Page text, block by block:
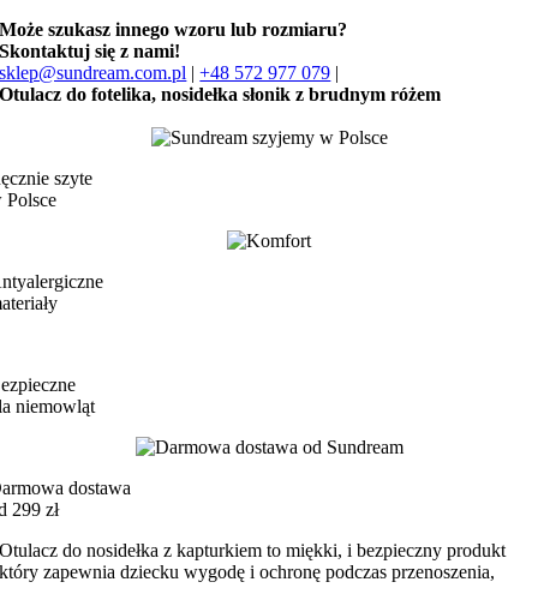
Może szukasz innego wzoru lub rozmiaru?
Skontaktuj się z nami!
sklep@sundream.com.pl |+48 572 977 079 |
Otulacz do fotelika, nosidełka słonik z brudnym różem
szyte
Polsce
niemowląt
dostawa
299 zł
Otulacz do nosidełka z kapturkiem to miękki, i bezpieczny produkt
który zapewnia dziecku wygodę i ochronę podczas przenoszenia,